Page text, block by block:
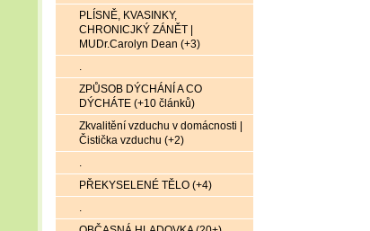
PLÍSNĚ, KVASINKY,
CHRONICJKÝ ZÁNĚT |
MUDr.Carolyn Dean (+3)
.
ZPŮSOB DÝCHÁNÍ A CO
DÝCHÁTE (+10 článků)
Zkvalitění vzduchu v domácnosti |
Čistička vzduchu (+2)
.
PŘEKYSELENÉ TĚLO (+4)
.